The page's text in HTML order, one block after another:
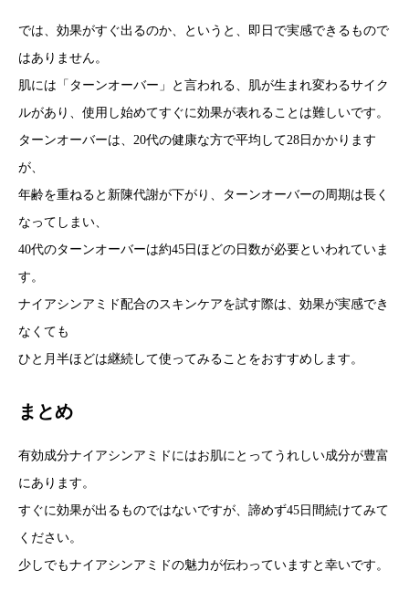
では、効果がすぐ出るのか、というと、即日で実感できるもので
はありません。
肌には「ターンオーバー」と言われる、肌が生まれ変わるサイク
ルがあり、使用し始めてすぐに効果が表れることは難しいです。
ターンオーバーは、20代の健康な方で平均して28日かかります
が、
年齢を重ねると新陳代謝が下がり、ターンオーバーの周期は長く
なってしまい、
40代のターンオーバーは約45日ほどの日数が必要といわれていま
す。
ナイアシンアミド配合のスキンケアを試す際は、効果が実感でき
なくても
ひと月半ほどは継続して使ってみることをおすすめします。
まとめ
有効成分ナイアシンアミドにはお肌にとってうれしい成分が豊富
にあります。
すぐに効果が出るものではないですが、諦めず45日間続けてみて
ください。
少しでもナイアシンアミドの魅力が伝わっていますと幸いです。